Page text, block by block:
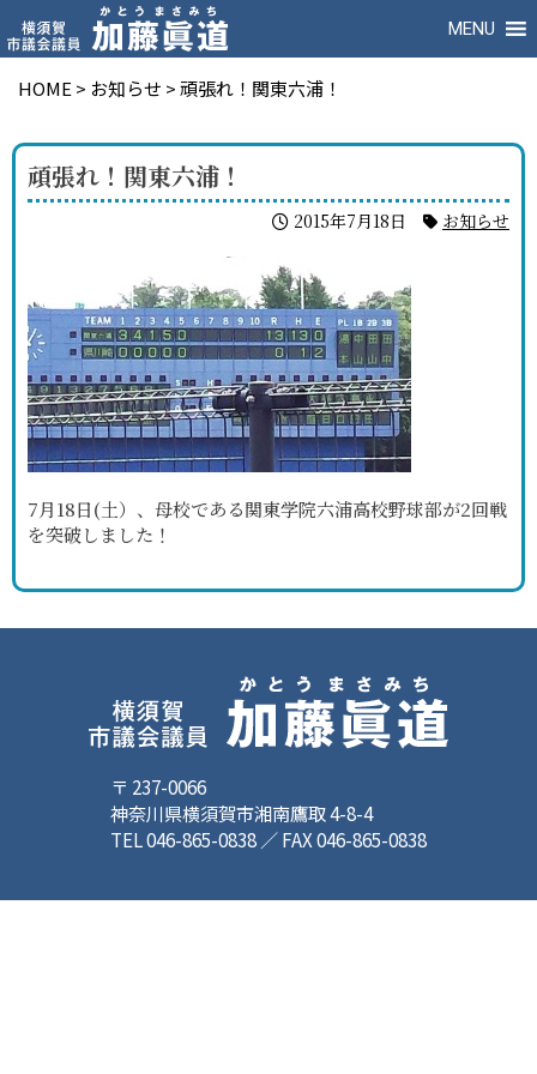
MENU
HOME > お知らせ >頑張れ！関東六浦！
頑張れ！関東六浦！
2015年7月18日 お知らせ
7月18日(土）、母校である関東学院六浦高校野球部が2回戦
を突破しました！
〒 237-0066
神奈川県横須賀市湘南鷹取 4-8-4
TEL 046-865-0838 ／ FAX 046-865-0838